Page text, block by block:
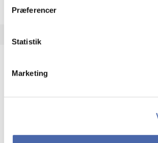
Præferencer
Statistik
Marketing
HA(it.) - erhvervs­økonomi og
virksomheders muligheder og